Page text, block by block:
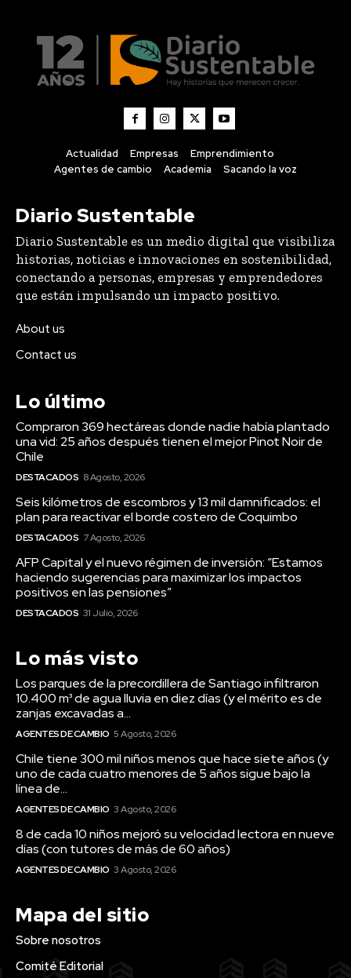
Actualidad Empresas
Emprendimiento
Agentes de cambio
Academia Sacando la voz
Diario Sustentable
Diario Sustentable es un medio digital que visibiliza
historias, noticias e innovaciones en sostenibilidad,
conectando a personas, empresas y emprendedores
que están impulsando un impacto positivo.
About us
Contact us
Lo último
Compraron 369 hectáreas donde nadie había plantado
una vid: 25 años después tienen el mejor Pinot Noir de
Chile
DESTACADOS 8 Agosto, 2026
Seis kilómetros de escombros y 13 mil damnificados: el
plan para reactivar el borde costero de Coquimbo
DESTACADOS 7 Agosto, 2026
AFP Capital y el nuevo régimen de inversión: “Estamos
haciendo sugerencias para maximizar los impactos
positivos en las pensiones”
DESTACADOS 31 Julio, 2026
Lo más visto
Los parques de la precordillera de Santiago infiltraron
10.400 m³ de agua lluvia en diez días (y el mérito es de
zanjas excavadas a...
AGENTES DE CAMBIO 5 Agosto, 2026
Chile tiene 300 mil niños menos que hace siete años (y
uno de cada cuatro menores de 5 años sigue bajo la
línea de...
AGENTES DE CAMBIO 3 Agosto, 2026
8 de cada 10 niños mejoró su velocidad lectora en nueve
días (con tutores de más de 60 años)
AGENTES DE CAMBIO 3 Agosto, 2026
Mapa del sitio
Sobre nosotros
Comité Editorial